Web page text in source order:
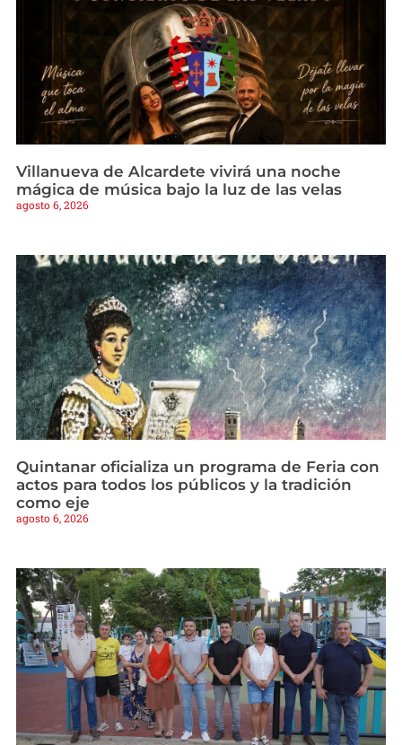
Villanueva de Alcardete vivirá una noche
mágica de música bajo la luz de las velas
agosto 6, 2026
Quintanar oficializa un programa de Feria con
actos para todos los públicos y la tradición
como eje
agosto 6, 2026